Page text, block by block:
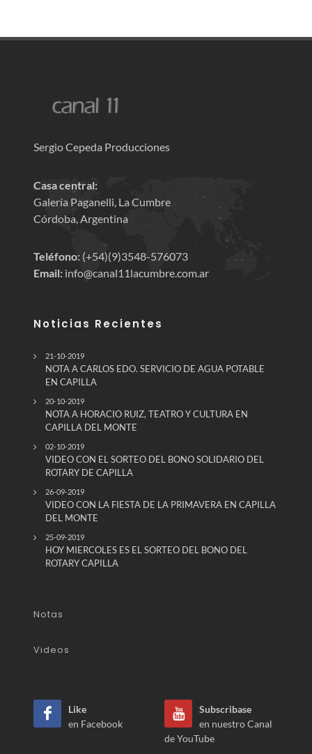
Sergio Cepeda Producciones
Casa central:
Galería Paganelli, La Cumbre
Córdoba, Argentina
Teléfono: (+54)(9)3548-576073
Email: info@canal11lacumbre.com.ar
Noticias Recientes
21-10-2019
NOTA A CARLOS EDO. SERVICIO DE AGUA POTABLE
EN CAPILLA
20-10-2019
NOTA A HORACIO RUIZ, TEATRO Y CULTURA EN
CAPILLA DEL MONTE
02-10-2019
VIDEO CON EL SORTEO DEL BONO SOLIDARIO DEL
ROTARY DE CAPILLA
26-09-2019
VIDEO CON LA FIESTA DE LA PRIMAVERA EN CAPILLA
DEL MONTE
25-09-2019
HOY MIERCOLES ES EL SORTEO DEL BONO DEL
ROTARY CAPILLA
Notas
Videos
Like
en Facebook
Subscribase
en nuestro Canal
de YouTube